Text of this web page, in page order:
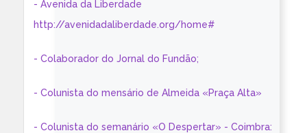
- Avenida da Liberdade
http://avenidadaliberdade.org/home#
- Colaborador do Jornal do Fundão;
- Colunista do mensário de Almeida «Praça Alta»
- Colunista do semanário «O Despertar» - Coimbra: